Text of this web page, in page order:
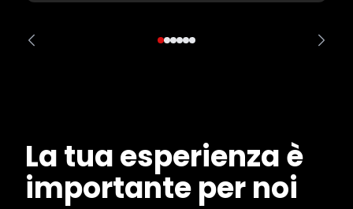
La tua esperienza è
importante per noi